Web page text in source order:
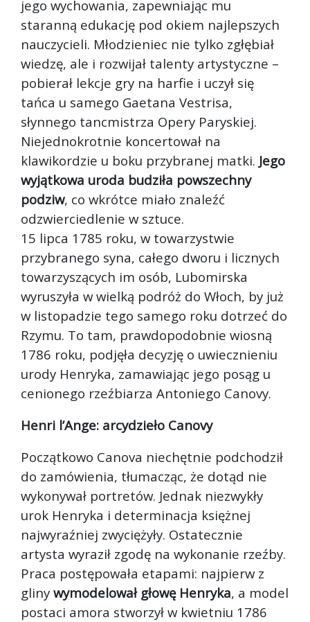
jego wychowania, zapewniając mu
staranną edukację pod okiem najlepszych
nauczycieli. Młodzieniec nie tylko zgłębiał
wiedzę, ale i rozwijał talenty artystyczne –
pobierał lekcje gry na harfie i uczył się
tańca u samego Gaetana Vestrisa,
słynnego tancmistrza Opery Paryskiej.
Niejednokrotnie koncertował na
klawikordzie u boku przybranej matki. Jego
wyjątkowa uroda budziła powszechny
podziw, co wkrótce miało znaleźć
odzwierciedlenie w sztuce.
15 lipca 1785 roku, w towarzystwie
przybranego syna, całego dworu i licznych
towarzyszących im osób, Lubomirska
wyruszyła w wielką podróż do Włoch, by już
w listopadzie tego samego roku dotrzeć do
Rzymu. To tam, prawdopodobnie wiosną
1786 roku, podjęła decyzję o uwiecznieniu
urody Henryka, zamawiając jego posąg u
cenionego rzeźbiarza Antoniego Canovy.
Henri l’Ange: arcydzieło Canovy
Początkowo Canova niechętnie podchodził
do zamówienia, tłumacząc, że dotąd nie
wykonywał portretów. Jednak niezwykły
urok Henryka i determinacja księżnej
najwyraźniej zwyciężyły. Ostatecznie
artysta wyraził zgodę na wykonanie rzeźby.
Praca postępowała etapami: najpierw z
gliny wymodelował głowę Henryka, a model
postaci amora stworzył w kwietniu 1786